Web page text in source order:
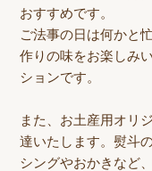
おすすめです。
ご法事の日は何かと
作りの味をお楽しみ
ションです。
また、お土産用オリ
達いたします。熨斗
シングやおかきなど